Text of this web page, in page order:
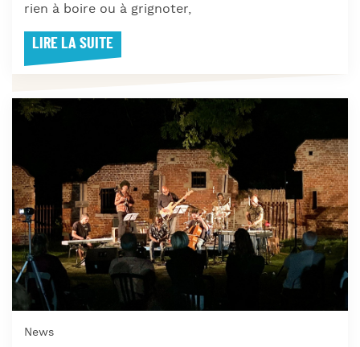
rien à boire ou à grignoter,
LIRE LA SUITE
News